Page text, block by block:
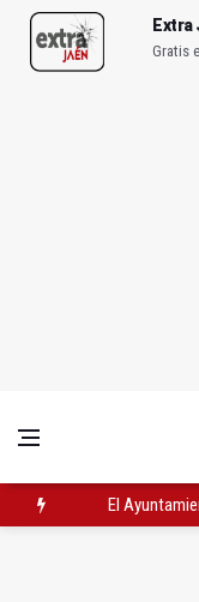
Extra
Gratis
El